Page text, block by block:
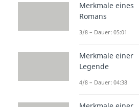
Nachkriegszeit
Als die Frau ihren
heimlichen
sie mit Mitgefühl.
kleine Notlüge,
Frieden zu
thematisiert Hunger
Merkmale eines
Romans
3/8 – Dauer: 05:01
Merkmale einer
Legende
4/8 – Dauer: 04:38